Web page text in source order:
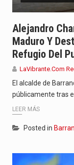
Alejandro
Maduro Y
Refugio Del
LaVibrante.Com
El alcalde de
públicamente tras
LEER MÁS
Posted in